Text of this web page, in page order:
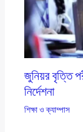
জুনিয়র বৃত্তি
নির্দেশনা
শিক্ষা ও ক্যাম্পাস